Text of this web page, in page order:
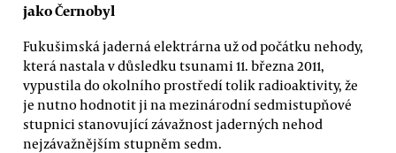
jako Černobyl
Fukušimská jaderná elektrárna už od počátku nehody,
která nastala v důsledku tsunami 11. března 2011,
vypustila do okolního prostředí tolik radioaktivity, že
je nutno hodnotit ji na mezinárodní sedmistupňové
stupnici stanovující závažnost jaderných nehod
nejzávažnějším stupněm sedm.